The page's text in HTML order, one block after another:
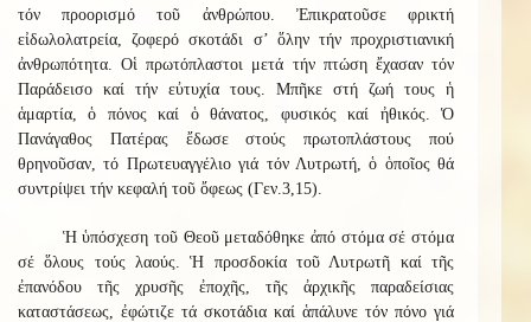
τόν προορισμό τοῦ ἀνθρώπου. Ἐπικρατοῦσε φρικτή
εἰδωλολατρεία, ζοφερό σκοτάδι σ’ ὅλην τήν προχριστιανική
ἀνθρωπότητα. Οἱ πρωτόπλαστοι μετά τήν πτώση ἔχασαν τόν
Παράδεισο καί τήν εὐτυχία τους. Μπῆκε στή ζωή τους ἡ
ἁμαρτία, ὁ πόνος καί ὁ θάνατος, φυσικός καί ἠθικός. Ὁ
Πανάγαθος Πατέρας ἔδωσε στούς πρωτοπλάστους πού
θρηνοῦσαν, τό Πρωτευαγγέλιο γιά τόν Λυτρωτή, ὁ ὁποῖος θά
συντρίψει τήν κεφαλή τοῦ ὄφεως (Γεν.3,15).
Ἡ ὑπόσχεση τοῦ Θεοῦ μεταδόθηκε ἀπό στόμα σέ στόμα
σέ ὅλους τούς λαούς. Ἡ προσδοκία τοῦ Λυτρωτῆ καί τῆς
ἐπανόδου τῆς χρυσῆς ἐποχῆς, τῆς ἀρχικῆς παραδείσιας
καταστάσεως, ἐφώτιζε τά σκοτάδια καί ἁπάλυνε τόν πόνο γιά